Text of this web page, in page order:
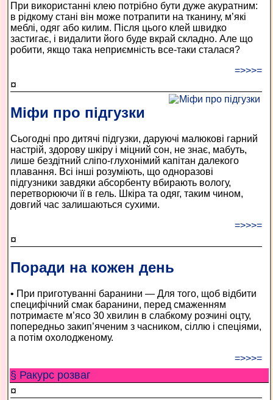
При використанні клею потрібно бути дуже акуратним:
в рідкому стані він може потрапити на тканину, м’які
меблі, одяг або килим. Після цього клей швидко
застигає, і видалити його буде вкрай складно. Але що
робити, якщо така неприємність все-таки сталася?
=>>>=
¤
Міфи про підгузки
Сьогодні про дитячі підгузки, даруючі малюкові гарний
настрій, здорову шкіру і міцний сон, не знає, мабуть,
лише бездітний сліпо-глухонімий капітан далекого
плавання. Всі інші розуміють, що одноразові
підгузники завдяки абсорбенту вбирають вологу,
перетворюючи її в гель. Шкіра та одяг, таким чином,
довгий час залишаються сухими.
=>>>=
¤
Поради на кожен день
• При приготуванні баранини — Для того, щоб відбити
специфічний смак баранини, перед смаженням
потримаєте м’ясо 30 хвилин в слабкому розчині оцту,
попередньо закип’яченим з часником, сіллю і спеціями,
а потім охолодженому.
=>>>=
§ Ракурс розваг
¤